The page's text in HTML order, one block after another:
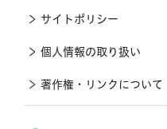
サイトポリシー
個人情報の取り扱い
著作権・リンクについて